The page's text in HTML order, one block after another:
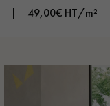
49,00€ HT/m²